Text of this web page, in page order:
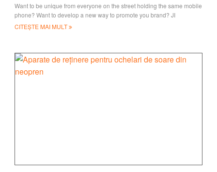
Want to be unique from everyone on the street holding the same mobile
phone? Want to develop a new way to promote you brand? JI
CITEȘTE MAI MULT